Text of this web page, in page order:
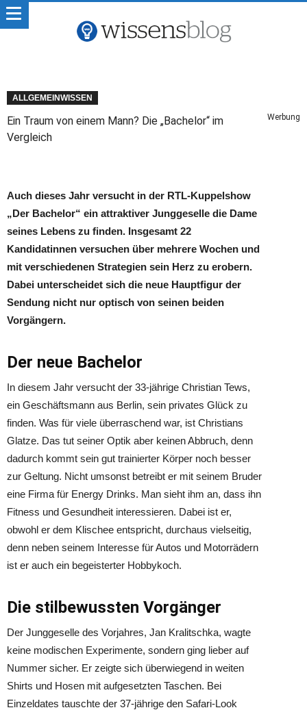
ALLGEMEINWISSEN
Ein Traum von einem Mann? Die „Bachelor“ im
Vergleich
Werbung
Auch dieses Jahr versucht in der RTL-Kuppelshow
„Der Bachelor“ ein attraktiver Junggeselle die Dame
seines Lebens zu finden. Insgesamt 22
Kandidatinnen versuchen über mehrere Wochen und
mit verschiedenen Strategien sein Herz zu erobern.
Dabei unterscheidet sich die neue Hauptfigur der
Sendung nicht nur optisch von seinen beiden
Vorgängern.
Der neue Bachelor
In diesem Jahr versucht der 33-jährige Christian Tews,
ein Geschäftsmann aus Berlin, sein privates Glück zu
finden. Was für viele überraschend war, ist Christians
Glatze. Das tut seiner Optik aber keinen Abbruch, denn
dadurch kommt sein gut trainierter Körper noch besser
zur Geltung. Nicht umsonst betreibt er mit seinem Bruder
eine Firma für Energy Drinks. Man sieht ihm an, dass ihn
Fitness und Gesundheit interessieren. Dabei ist er,
obwohl er dem Klischee entspricht, durchaus vielseitig,
denn neben seinem Interesse für Autos und Motorrädern
ist er auch ein begeisterter Hobbykoch.
Die stilbewussten Vorgänger
Der Junggeselle des Vorjahres, Jan Kralitschka, wagte
keine modischen Experimente, sondern ging lieber auf
Nummer sicher. Er zeigte sich überwiegend in weiten
Shirts und Hosen mit aufgesetzten Taschen. Bei
Einzeldates tauschte der 37-jährige den Safari-Look